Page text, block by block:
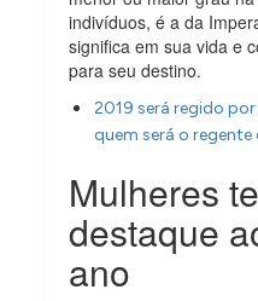
indivíduos, é a da
significa em sua vida e
para seu destino.
2019 será regido
quem será o regente
Mulheres
destaque
ano